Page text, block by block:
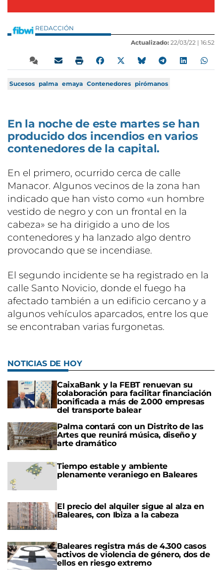
REDACCIÓN
Actualizado: 22/03/22 | 16:52
Sucesos palma emaya Contenedores pirómanos
En la noche de este martes se han
producido dos incendios en varios
contenedores de la capital.
En el primero, ocurrido cerca de calle
Manacor. Algunos vecinos de la zona han
indicado que han visto como «un hombre
vestido de negro y con un frontal en la
cabeza» se ha dirigido a uno de los
contenedores y ha lanzado algo dentro
provocando que se incendiase.
El segundo incidente se ha registrado en la
calle Santo Novicio, donde el fuego ha
afectado también a un edificio cercano y a
algunos vehículos aparcados, entre los que
se encontraban varias furgonetas.
NOTICIAS DE HOY
CaixaBank y la FEBT renuevan su
colaboración para facilitar financiación
bonificada a más de 2.000 empresas
del transporte balear
Palma contará con un Distrito de las
Artes que reunirá música, diseño y
arte dramático
Tiempo estable y ambiente
plenamente veraniego en Baleares
El precio del alquiler sigue al alza en
Baleares, con Ibiza a la cabeza
Baleares registra más de 4.300 casos
activos de violencia de género, dos de
ellos en riesgo extremo